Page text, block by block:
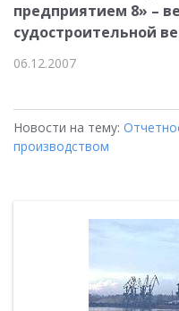
предприятием 8» –
судостроительной
06.12.2007
Новости на тему:
производством